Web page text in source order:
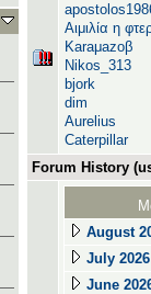
Αιμιλία η
Karaμazoβ
Nikos_313
bjork
dim
Aurelius
Caterpillar
Forum History
August
July 2026
June